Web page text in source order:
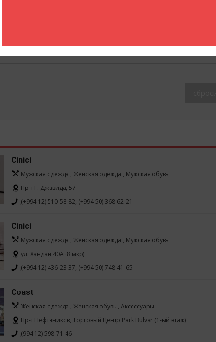
Cinici
Мужская одежда , Женская одежда , Мужская обувь
Пр-т Г. Джавида, 57
(+994 12) 510-58-82, (+994 50) 368-62-21
Cinici
Мужская одежда , Женская одежда , Мужская обувь
ул. Хандан 40А (8 мкр)
(+994 12) 436-23-37, (+994 50) 748-41-65
Coast
Женская одежда , Женская обувь , Аксессуары
Пр-т Нефтяников, Торговый Центр Park Bulvar (1-ый этаж)
(994 12) 598-71-46